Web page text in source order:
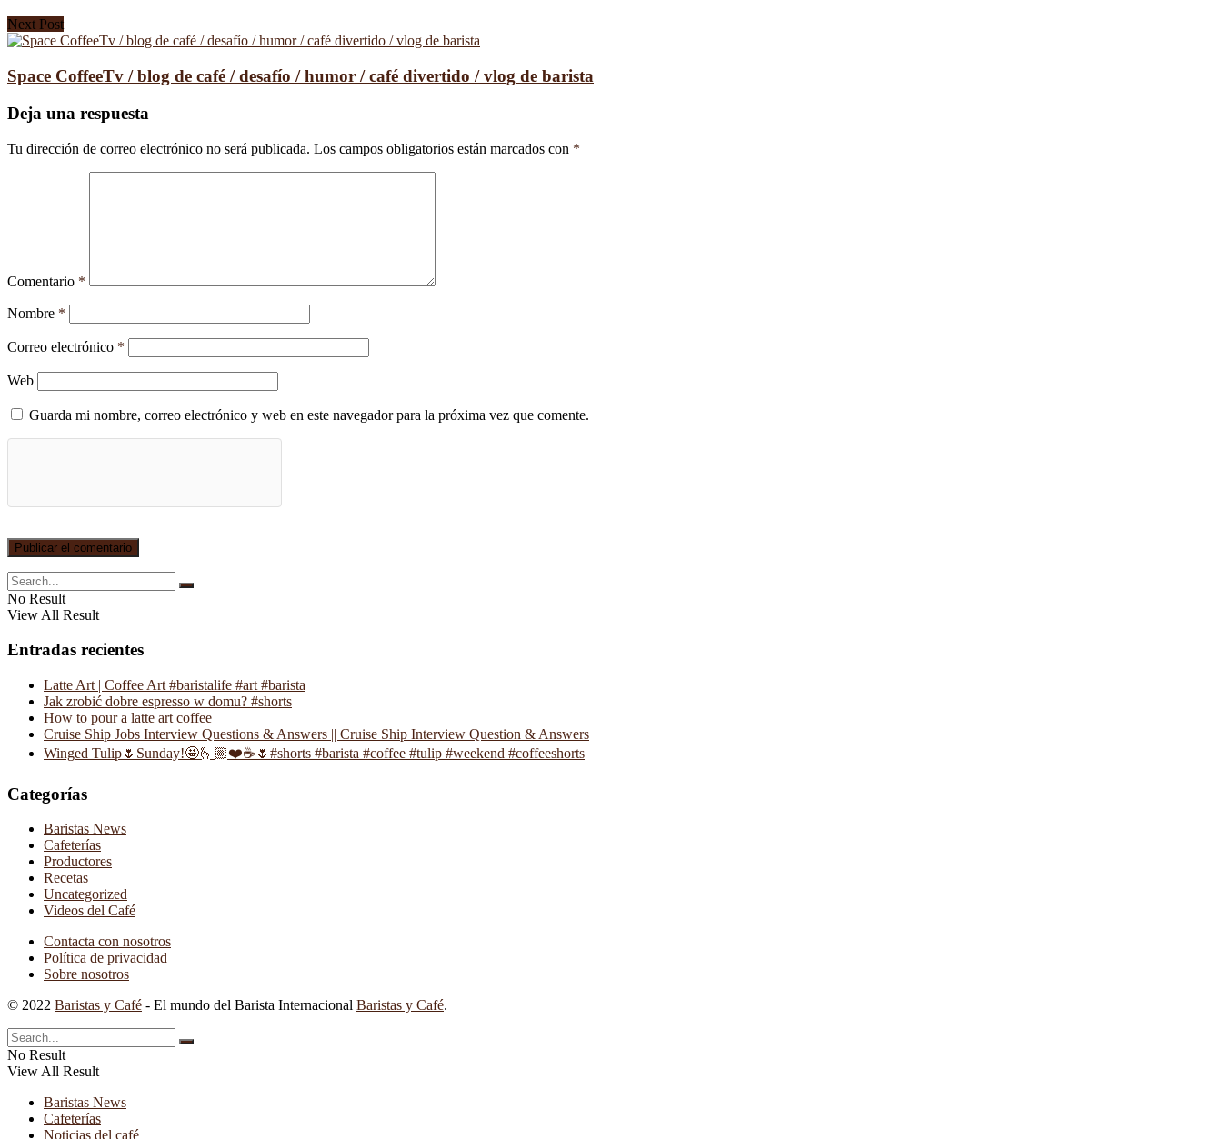
Next Post
Space CoffeeTv / blog de café / desafío / humor / café divertido / vlog de barista
Deja una respuesta
Tu dirección de correo electrónico no será publicada. Los campos obligatorios están marcados con *
Comentario *
Nombre *
Correo electrónico *
Web
Guarda mi nombre, correo electrónico y web en este navegador para la próxima vez que comente.
No Result
View All Result
Entradas recientes
Latte Art | Coffee Art #baristalife #art #barista
Jak zrobić dobre espresso w domu? #shorts
How to pour a latte art coffee
Cruise Ship Jobs Interview Questions & Answers || Cruise Ship Interview Question & Answers
Winged Tulip🌷Sunday!🤩🫰🏼❤️☕️🌷#shorts #barista #coffee #tulip #weekend #coffeeshorts
Categorías
Baristas News
Cafeterías
Productores
Recetas
Uncategorized
Videos del Café
Contacta con nosotros
Política de privacidad
Sobre nosotros
© 2022 Baristas y Café - El mundo del Barista Internacional Baristas y Café.
No Result
View All Result
Baristas News
Cafeterías
Noticias del café